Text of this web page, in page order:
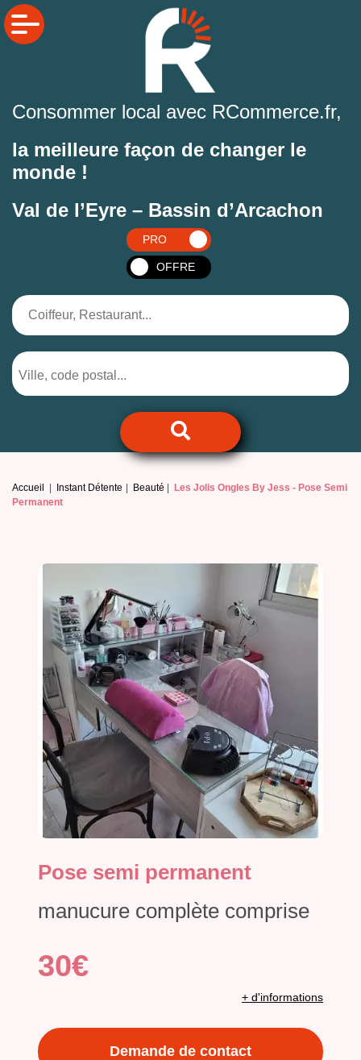
Consommer local avec RCommerce.fr,
la meilleure façon de changer le
monde !
Val de l’Eyre – Bassin d’Arcachon
PRO
OFFRE
Accueil Instant Détente Beauté Les Jolis Ongles By Jess - Pose Semi
Permanent
Pose semi permanent
manucure complète comprise
30€
+ d'informations
Demande de contact